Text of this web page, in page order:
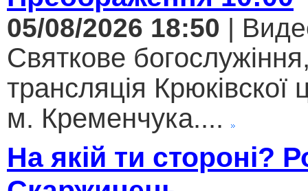
05/08/2026 18:50 |
Святкове
трансляція
м. Кременчука....
На якій ти стороні?